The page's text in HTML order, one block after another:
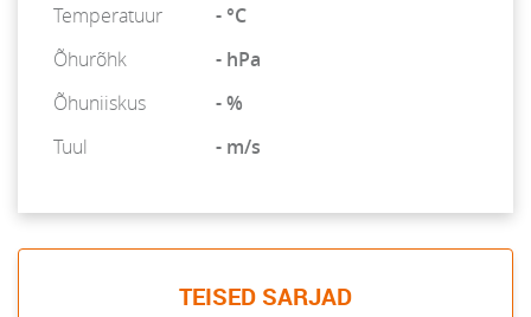
Temperatuur
- °C
Õhurõhk
- hPa
Õhuniiskus
- %
Tuul
- m/s
TEISED SARJAD